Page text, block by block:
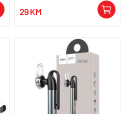
vrijeme na čekanju do 300 sati,
punjenje preko microUSB kabela,
okovratnik sa kabelom na
uvlačenje i izvlačenje Slušalica je
kompatibilna sa uređajima koji
podržavaju BT bežičnu
tehnologiju...
29 KM